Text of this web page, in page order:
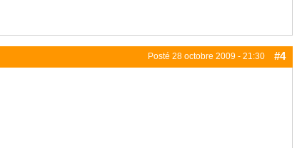
Posté 28 octobre 2009 - 21:30 #4